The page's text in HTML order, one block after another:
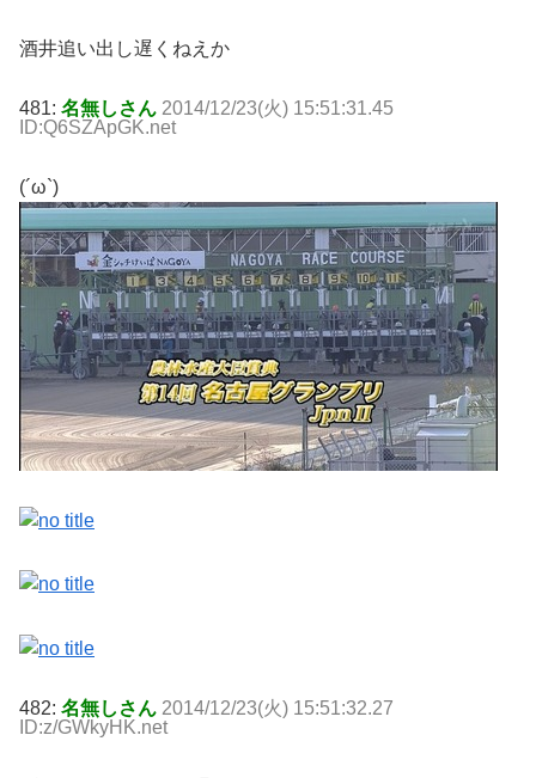
酒井追い出し遅くねえか
481: 名無しさん 2014/12/23(火) 15:51:31.45
ID:Q6SZApGK.net
(´ω`)
482: 名無しさん 2014/12/23(火) 15:51:32.27
ID:z/GWkyHK.net